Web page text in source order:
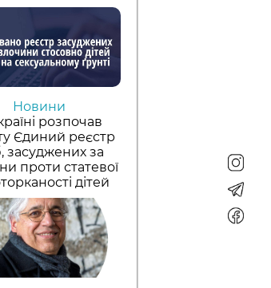
Новини
розпочав
Єдиний реєстр
засуджених за
проти статевої
дітей